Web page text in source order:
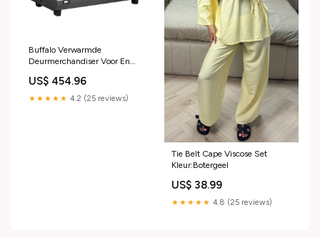
Buffalo Verwarmde
Deurmerchandiser Voor En
US$ 454.96
★★★★★ 4.2 (25 reviews)
Tie Belt Cape Viscose Set
Kleur:Botergeel
US$ 38.99
★★★★★ 4.8 (25 reviews)